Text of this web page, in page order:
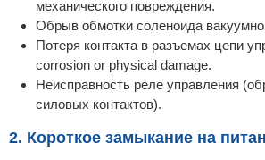
механического повреждения.
Обрыв обмотки соленоида
Потеря контакта в разъемах цепи
corrosion or physical damage.
Неисправность реле управления
силовых контактов).
2. Короткое замыкание на